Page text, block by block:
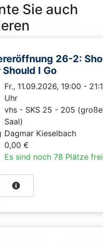
Sie auch
26-2:
I Go
Fr., 11.09.2026, 19:00 -
Uhr
vhs - SKS 25 - 205
Saal)
Dagmar Kieselbach
0,00 €
Es sind noch 78 Plätze frei